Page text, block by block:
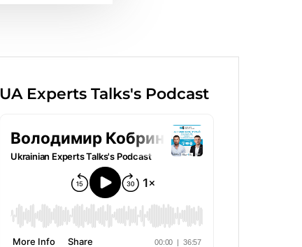
UA Experts Talks's Podcast